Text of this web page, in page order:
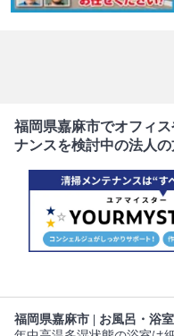
福岡県嘉麻市でオフィ
ナンスを検討中の法人
福岡県嘉麻市 | お風呂・浴